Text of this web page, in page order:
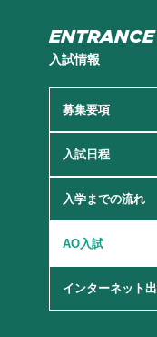
入試情報
募集要項
入試日程
入学までの流れ
AO入試
インターネット